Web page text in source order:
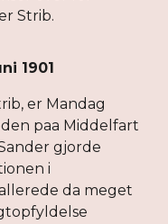
Strib.
1901
er Mandag
paa Middelfart
gjorde
i
da meget